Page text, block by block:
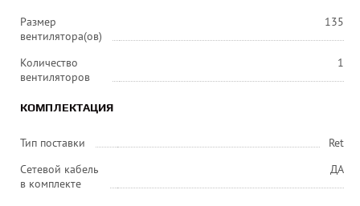
Размер
вентилятора(ов)
135
Количество
вентиляторов
1
КОМПЛЕКТАЦИЯ
Тип поставки
Ret
Сетевой кабель
в комплекте
ДА